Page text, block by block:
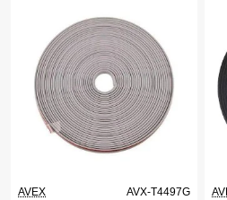
AVEX AVX-T4497G